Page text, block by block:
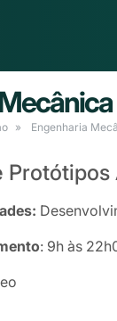
Engenharia
: 9h às